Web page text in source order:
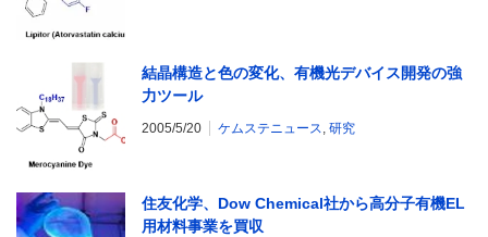
結晶構造と色の変化、有機光デバイス開発の強
力ツール
2005/5/20 ケムステニュース, 研究
住友化学、Dow Chemical社から高分子有機EL
用材料事業を買収